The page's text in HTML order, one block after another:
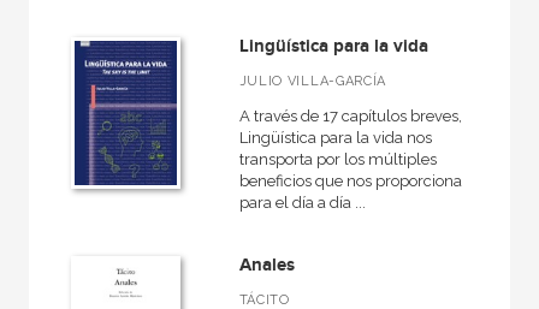
Lingüística para la vida
JULIO VILLA-GARCÍA
A través de 17 capítulos breves,
Lingüística para la vida nos
transporta por los múltiples
beneficios que nos proporciona
para el día a día ...
Anales
TÁCITO